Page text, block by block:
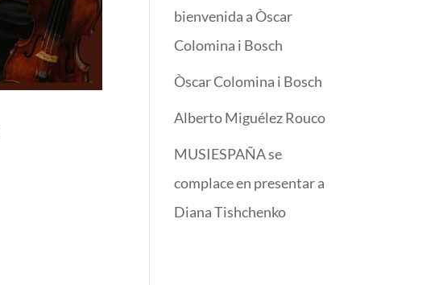
bienvenida a Òscar
Colomina i Bosch
Òscar Colomina i Bosch
Alberto Miguélez Rouco
MUSIESPAÑA se
complace en presentar a
Diana Tishchenko